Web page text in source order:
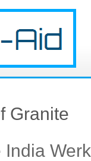
Granite